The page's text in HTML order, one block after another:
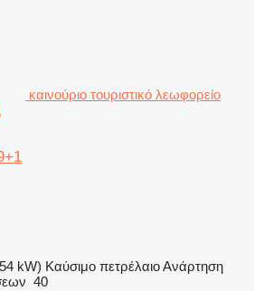
καινούριο τουριστικό λεωφορείο
kW) Καύσιμο πετρέλαιοΑνάρτηση
40